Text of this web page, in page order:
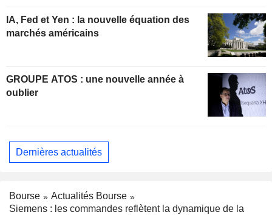
IA, Fed et Yen : la nouvelle équation des
marchés américains
GROUPE ATOS : une nouvelle année à
oublier
Dernières actualités
Bourse
Actualités Bourse
Siemens : les commandes reflètent la dynamique de la